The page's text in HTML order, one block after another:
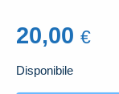
20,00 €
Disponibile